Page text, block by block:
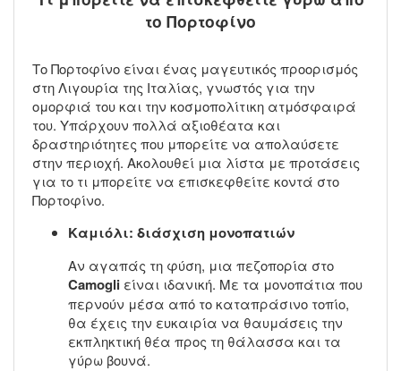
το Πορτοφίνο
Το Πορτοφίνο είναι ένας μαγευτικός προορισμός
στη Λιγουρία της Ιταλίας, γνωστός για την
ομορφιά του και την κοσμοπολίτικη ατμόσφαιρά
του. Υπάρχουν πολλά αξιοθέατα και
δραστηριότητες που μπορείτε να απολαύσετε
στην περιοχή. Ακολουθεί μια λίστα με προτάσεις
για το τι μπορείτε να επισκεφθείτε κοντά στο
Πορτοφίνο.
Καμιόλι: διάσχιση μονοπατιών
Αν αγαπάς τη φύση, μια πεζοπορία στο
Camogli είναι ιδανική. Με τα μονοπάτια που
περνούν μέσα από το καταπράσινο τοπίο,
θα έχεις την ευκαιρία να θαυμάσεις την
εκπληκτική θέα προς τη θάλασσα και τα
γύρω βουνά.